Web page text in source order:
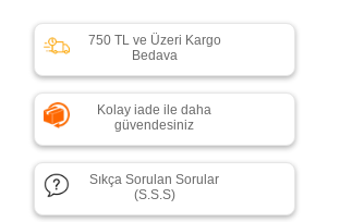
750 TL ve Üzeri Kargo
Bedava
Kolay iade ile daha
güvendesiniz
Sıkça Sorulan Sorular
(S.S.S)